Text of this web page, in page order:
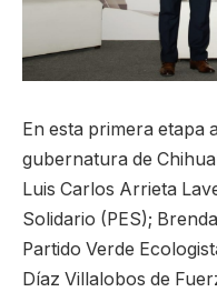
En esta primera etapa
gubernatura de
Luis Carlos Arrieta
Solidario (PES);
Partido Verde
Díaz Villalobos de